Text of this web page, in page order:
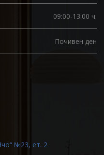
09:00-13:00 ч.
Почивен ден
№23, ет. 2